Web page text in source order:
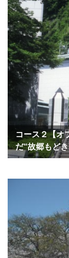
コース２【オ
だ“故郷もど